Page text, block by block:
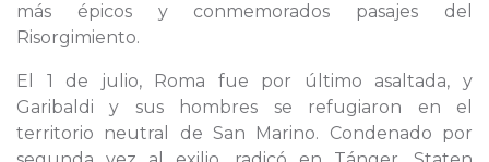
más épicos y conmemorados pasajes del
Risorgimiento.
El 1 de julio, Roma fue por último asaltada, y
Garibaldi y sus hombres se refugiaron en el
territorio neutral de San Marino. Condenado por